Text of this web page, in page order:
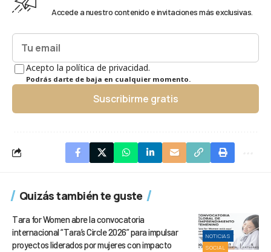
Accede a nuestro contenido e invitaciones más exclusivas.
Acepto la política de privacidad.
Podrás darte de baja en cualquier momento.
Suscribirme gratis
Quizás también te guste
NOTICIAS
SOCIAL
Tara for Women abre la convocatoria
internacional “Tara’s Circle 2026” para impulsar
proyectos liderados por mujeres con impacto